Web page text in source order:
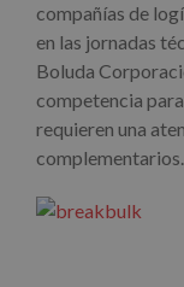
compañías de
en las jornadas
Boluda
competencia
requieren una
complementarios.